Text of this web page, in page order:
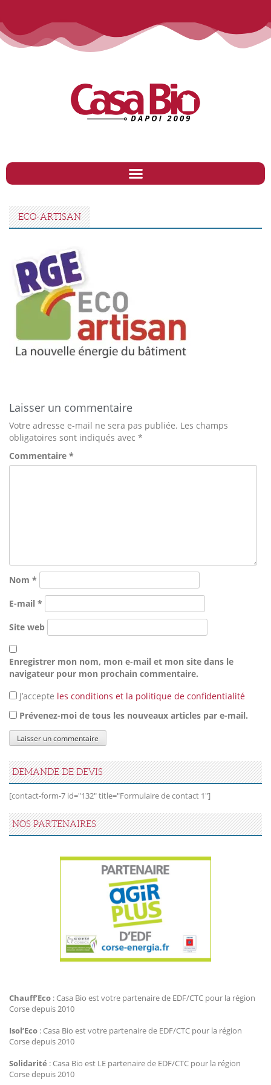
ECO-ARTISAN
Laisser un commentaire
Votre adresse e-mail ne sera pas publiée. Les champs
obligatoires sont indiqués avec *
Commentaire *
Nom *
E-mail *
Site web
Enregistrer mon nom, mon e-mail et mon site dans le
navigateur pour mon prochain commentaire.
J’accepte les conditions et la politique de confidentialité
Prévenez-moi de tous les nouveaux articles par e-mail.
DEMANDE DE DEVIS
[contact-form-7 id="132" title="Formulaire de contact 1"]
NOS PARTENAIRES
Chauff’Eco : Casa Bio est votre partenaire de EDF/CTC pour la région
Corse depuis 2010
Isol’Eco : Casa Bio est votre partenaire de EDF/CTC pour la région
Corse depuis 2010
Solidarité : Casa Bio est LE partenaire de EDF/CTC pour la région
Corse depuis 2010